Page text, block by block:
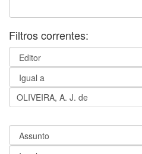
Filtros correntes: